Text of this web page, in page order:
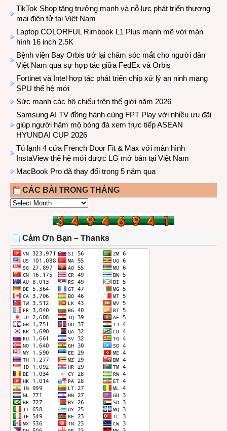
TikTok Shop tăng trưởng mạnh và nỗ lực phát triển thương
mại điện tử tại Việt Nam
Laptop COLORFUL Rimbook L1 Plus mạnh mẽ với màn
hình 16 inch 2.5K
Bệnh viện Bay Orbis trở lại chăm sóc mắt cho người dân
Việt Nam qua sự hợp tác giữa FedEx và Orbis
Fortinet và Intel hợp tác phát triển chip xử lý an ninh mạng
SPU thế hệ mới
Sức mạnh các hộ chiếu trên thế giới năm 2026
Samsung AI TV đồng hành cùng FPT Play với nhiều ưu đãi
giúp người hâm mộ bóng đá xem trực tiếp ASEAN
HYUNDAI CUP 2026
Tủ lạnh 4 cửa French Door Fit & Max với màn hình
InstaView thế hệ mới được LG mở bán tại Việt Nam
MacBook Pro đã thay đổi trong 5 năm qua
CÁC BÀI TRONG THÁNG
CÁC
THÁNG
Cảm Ơn Bạn – Thanks